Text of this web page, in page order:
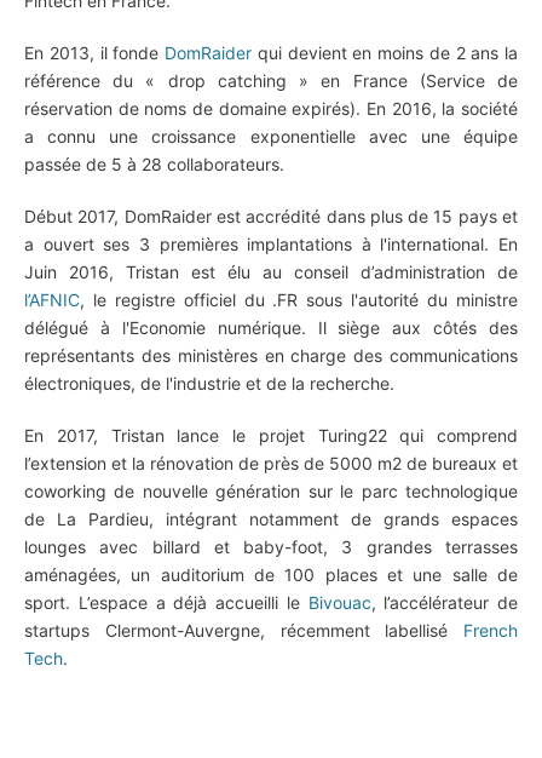
En 2013, il fonde DomRaider qui devient en moins de 2 ans la
référence du « drop catching » en France (Service de
réservation de noms de domaine expirés). En 2016, la société
a connu une croissance exponentielle avec une équipe
passée de 5 à 28 collaborateurs.
Début 2017, DomRaider est accrédité dans plus de 15 pays et
a ouvert ses 3 premières implantations à l'international. En
Juin 2016, Tristan est élu au conseil d’administration de
l’AFNIC, le registre officiel du .FR sous l'autorité du ministre
délégué à l'Economie numérique. Il siège aux côtés des
représentants des ministères en charge des communications
électroniques, de l'industrie et de la recherche.
En 2017, Tristan lance le projet Turing22 qui comprend
l’extension et la rénovation de près de 5000 m2 de bureaux et
coworking de nouvelle génération sur le parc technologique
de La Pardieu, intégrant notamment de grands espaces
lounges avec billard et baby-foot, 3 grandes terrasses
aménagées, un auditorium de 100 places et une salle de
sport. L’espace a déjà accueilli le Bivouac, l’accélérateur de
startups Clermont-Auvergne, récemment labellisé French
Tech.